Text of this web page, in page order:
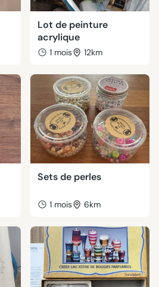
Lot de peinture
acrylique
1 mois 12km
Sets de perles
1 mois 6km